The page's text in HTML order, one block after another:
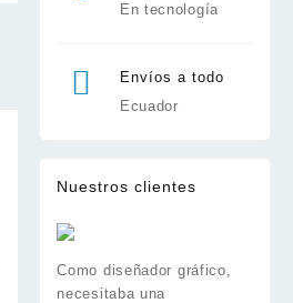
En tecnología
Envíos a todo
Ecuador
Nuestros clientes
Como diseñador gráfico,
necesitaba una